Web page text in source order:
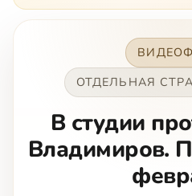
ОТДЕЛЬНАЯ
В студии
Владимиров.